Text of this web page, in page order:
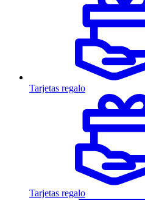
Tarjetas regalo
Tarjetas regalo